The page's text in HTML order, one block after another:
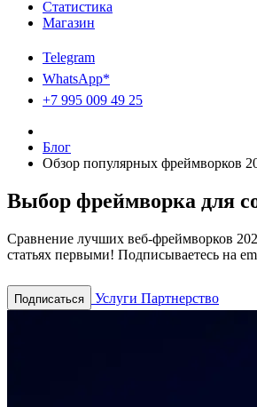
Статистика
Магазин
Telegram
WhatsApp*
+7 995 009 49 25
Блог
Обзор популярных фреймворков
Выбор фреймворка для
Сравнение лучших веб-фреймворков
статьях первыми! Подписываетесь на
Подписаться Услуги Партнерство